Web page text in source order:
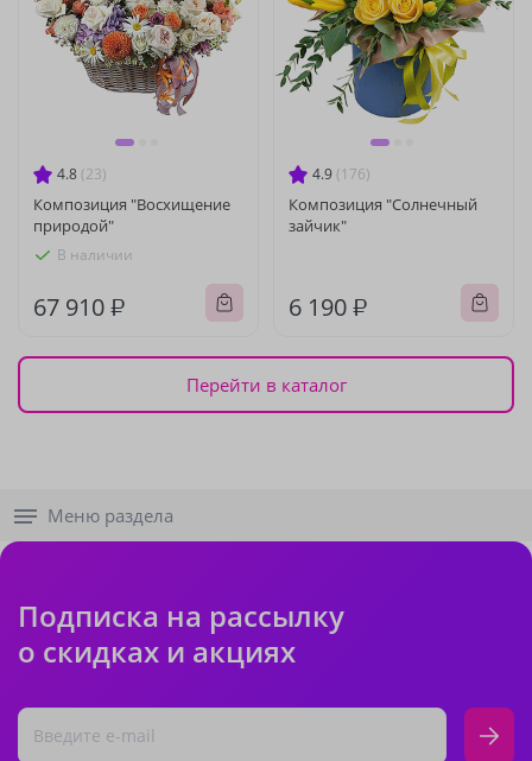
4.8 (23)
Композиция "Восхищение
природой"
В наличии
67 910 ₽
4.9 (176)
Композиция "Солнечный
зайчик"
6 190 ₽
Перейти в каталог
Меню раздела
Подписка на рассылку
о скидках и акциях